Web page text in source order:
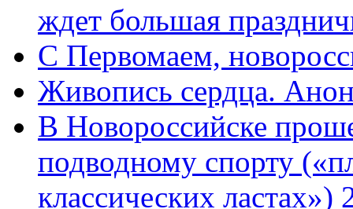
ждет большая
C Первомаем,
Живопись сердца.
В Новороссийске
подводному спорту
классических